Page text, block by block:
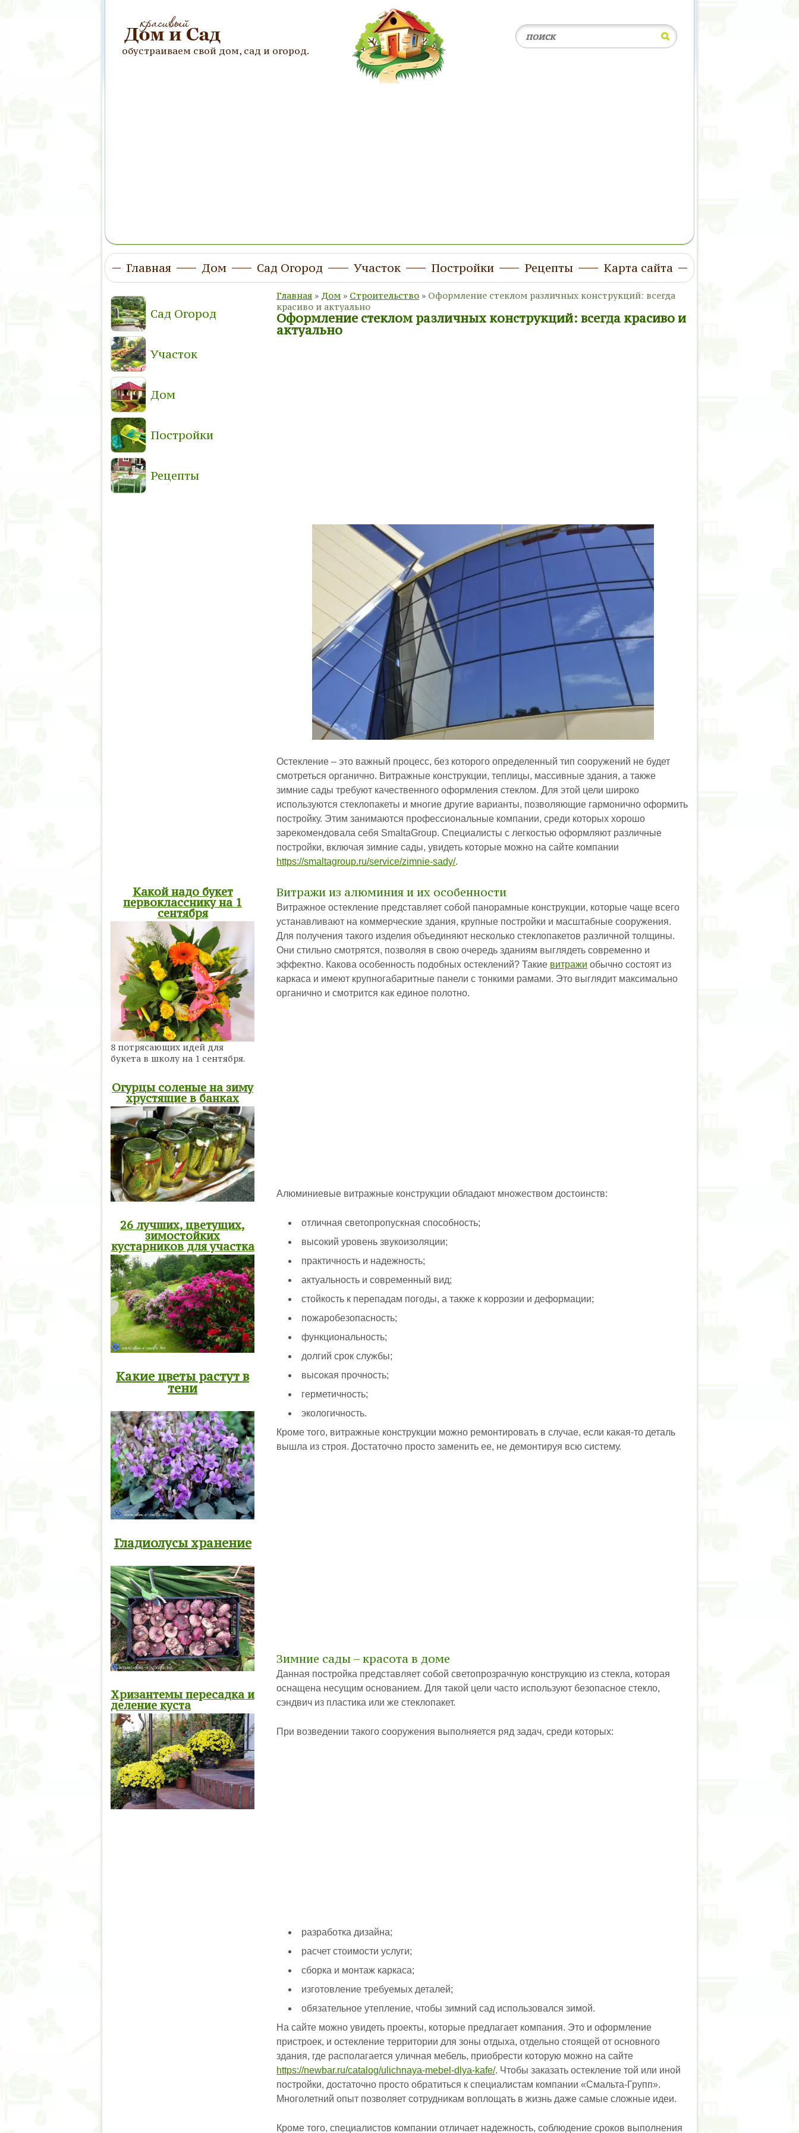
обустраиваем свой дом, сад и огород.
Главная Дом Сад Огород Участок Постройки Рецепты Карта сайта
Главная » Дом » Строительство » Оформление стеклом различных конструкций: всегда
красиво и актуально
Оформление стеклом различных конструкций: всегда красиво и
актуально
Остекление – это важный процесс, без которого определенный тип сооружений не будет
смотреться органично. Витражные конструкции, теплицы, массивные здания, а также
зимние сады требуют качественного оформления стеклом. Для этой цели широко
используются стеклопакеты и многие другие варианты, позволяющие гармонично оформить
постройку. Этим занимаются профессиональные компании, среди которых хорошо
зарекомендовала себя SmaltaGroup. Специалисты с легкостью оформляют различные
постройки, включая зимние сады, увидеть которые можно на сайте компании
https://smaltagroup.ru/service/zimnie-sady/.
Витражи из алюминия и их особенности
Витражное остекление представляет собой панорамные конструкции, которые чаще всего
устанавливают на коммерческие здания, крупные постройки и масштабные сооружения.
Для получения такого изделия объединяют несколько стеклопакетов различной толщины.
Они стильно смотрятся, позволяя в свою очередь зданиям выглядеть современно и
эффектно. Какова особенность подобных остеклений? Такие витражи обычно состоят из
каркаса и имеют крупногабаритные панели с тонкими рамами. Это выглядит максимально
органично и смотрится как единое полотно.
Алюминиевые витражные конструкции обладают множеством достоинств:
отличная светопропускная способность;
высокий уровень звукоизоляции;
практичность и надежность;
актуальность и современный вид;
стойкость к перепадам погоды, а также к коррозии и деформации;
пожаробезопасность;
функциональность;
долгий срок службы;
высокая прочность;
герметичность;
экологичность.
Кроме того, витражные конструкции можно ремонтировать в случае, если какая-то деталь
вышла из строя. Достаточно просто заменить ее, не демонтируя всю систему.
Зимние сады – красота в доме
Данная постройка представляет собой светопрозрачную конструкцию из стекла, которая
оснащена несущим основанием. Для такой цели часто используют безопасное стекло,
сэндвич из пластика или же стеклопакет.
При возведении такого сооружения выполняется ряд задач, среди которых:
разработка дизайна;
расчет стоимости услуги;
сборка и монтаж каркаса;
изготовление требуемых деталей;
обязательное утепление, чтобы зимний сад использовался зимой.
На сайте можно увидеть проекты, которые предлагает компания. Это и оформление
пристроек, и остекление территории для зоны отдыха, отдельно стоящей от основного
здания, где располагается уличная мебель, приобрести которую можно на сайте
https://newbar.ru/catalog/ulichnaya-mebel-dlya-kafe/. Чтобы заказать остекление той или иной
постройки, достаточно просто обратиться к специалистам компании «Смальта-Групп».
Многолетний опыт позволяет сотрудникам воплощать в жизнь даже самые сложные идеи.
Кроме того, специалистов компании отличает надежность, соблюдение сроков выполнения
Сад Огород
Участок
Дом
Постройки
Рецепты
Какой надо букет
первокласснику на 1
сентября
8 потрясающих идей для
букета в школу на 1 сентября.
Огурцы соленые на зиму
хрустящие в банках
26 лучших, цветущих,
зимостойких
кустарников для участка
Какие цветы растут в
тени
Гладиолусы хранение
Хризантемы пересадка и
деление куста